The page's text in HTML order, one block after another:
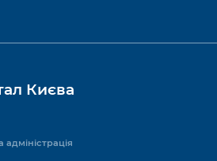
Києва